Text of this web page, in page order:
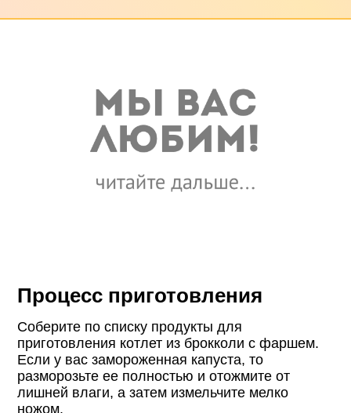
Процесс приготовления
Соберите по списку продукты для
приготовления котлет из брокколи с фаршем.
Если у вас замороженная капуста, то
разморозьте ее полностью и отожмите от
лишней влаги, а затем измельчите мелко
ножом.